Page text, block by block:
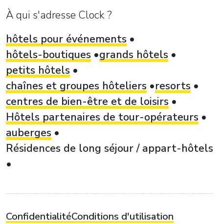
À qui s'adresse Clock ?
hôtels pour événements
hôtels-boutiques grands hôtels
petits hôtels
chaînes et groupes hôteliers
resorts
centres de bien-être et de loisirs
Hôtels partenaires de tour-opérateurs
auberges
Résidences de long séjour / appart-hôtels
ConfidentialitéConditions d'utilisation